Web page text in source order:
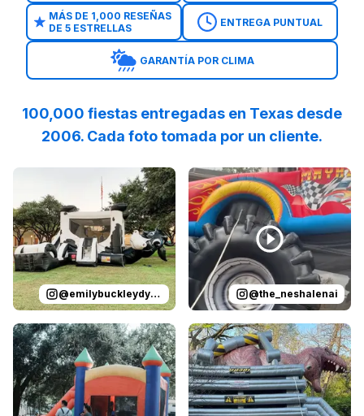
MÁS DE 1,000 RESEÑAS
DE 5 ESTRELLAS
ENTREGA PUNTUAL
GARANTÍA POR CLIMA
100,000 fiestas entregadas en Texas desde
2006. Cada foto tomada por un cliente.
Instagramby emilybuckleydykes:Leo’s
@emilybuckleydykes
Reviewed onInstagramby
@the_neshalenai
Reviewed onInstagramby sunsetheightscivicclub:
Reviewed onGoogleReviews